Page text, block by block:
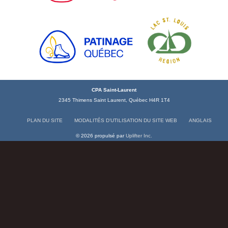
CPA Saint-Laurent
2345 Thimens Saint Laurent, Québec H4R 1T4
PLAN DU SITE MODALITÉS D’UTILISATION DU SITE WEB ANGLAIS
© 2026 propulsé parUplifter Inc.